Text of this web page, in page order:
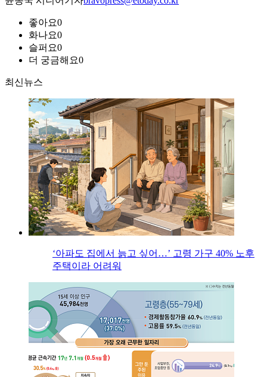
좋아요0
화나요0
슬퍼요0
더 궁금해요0
최신뉴스
‘아파도 집에서 늙고 싶어…’ 고령 가구 40% 노후
주택이라 어려워